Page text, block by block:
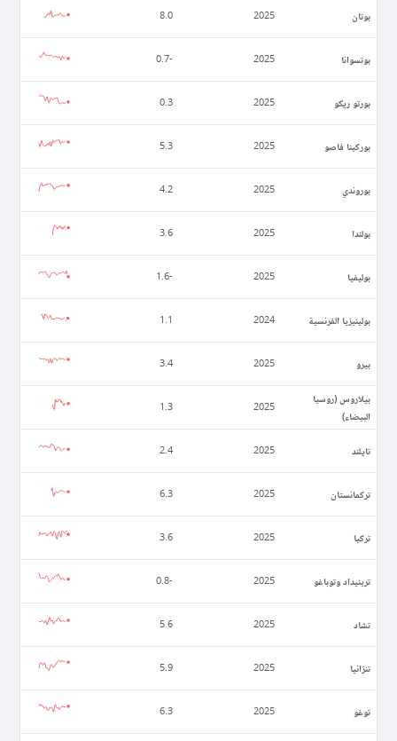
بوتان 2025
8.0
بوتسوانا 2025
-0.7
بورتو ريكو 2025
0.3
بوركينا فاصو 2025
5.3
بوروندي 2025
4.2
بولندا 2025
3.6
بوليفيا 2025
-1.6
بولينيزيا الفرنسية 2024
1.1
بيرو 2025
3.4
بيلاروس (روسيا
البيضاء)
2025
1.3
تايلند 2025
2.4
تركمانستان 2025
6.3
تركيا 2025
3.6
ترينيداد وتوباغو 2025
-0.8
تشاد 2025
5.6
تنزانيا 2025
5.9
توغو 2025
6.3